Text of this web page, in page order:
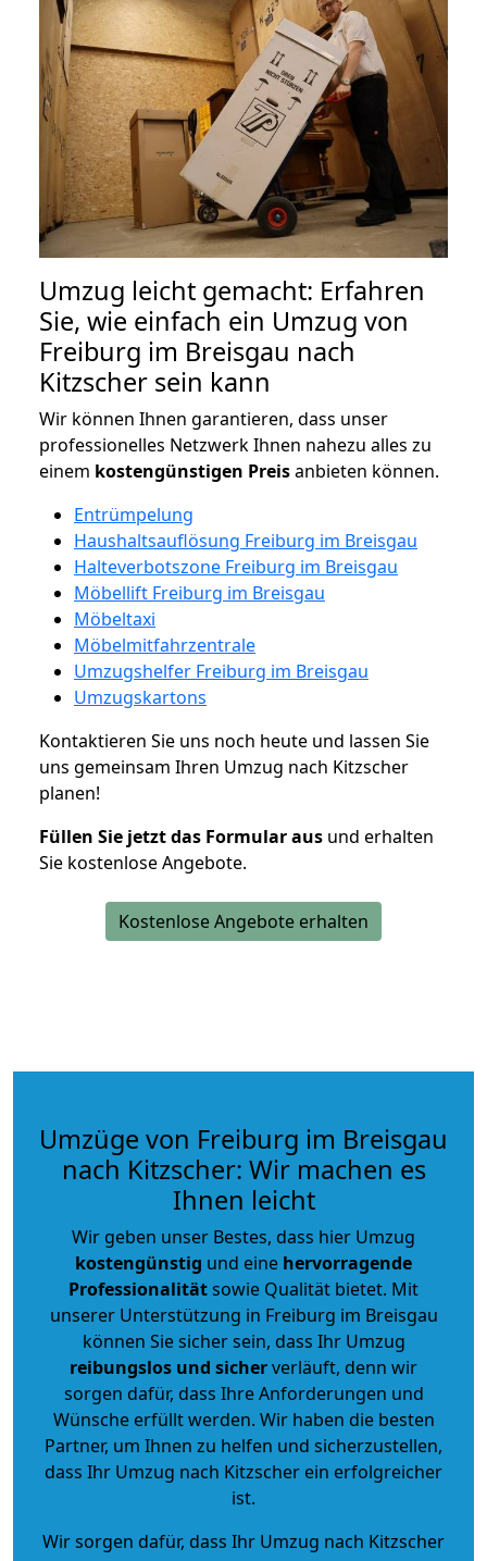
Umzug leicht gemacht: Erfahren
Sie, wie einfach ein Umzug von
Freiburg im Breisgau nach
Kitzscher sein kann
Wir können Ihnen garantieren, dass unser
professionelles Netzwerk Ihnen nahezu alles zu
einem kostengünstigen Preisanbieten können.
Entrümpelung
Haushaltsauflösung Freiburg im Breisgau
Halteverbotszone Freiburg im Breisgau
Möbellift Freiburg im Breisgau
Möbeltaxi
Möbelmitfahrzentrale
Umzugshelfer Freiburg im Breisgau
Umzugskartons
Kontaktieren Sie uns noch heute und lassen Sie
uns gemeinsam Ihren Umzug nach Kitzscher
planen!
Füllen Sie jetzt das Formular aus und erhalten
Sie kostenlose Angebote.
Kostenlose Angebote erhalten
Umzüge von Freiburg im Breisgau
nach Kitzscher: Wir machen es
Ihnen leicht
Wir geben unser Bestes, dass hier Umzug
kostengünstig und eine hervorragende
Professionalitätsowie Qualität bietet. Mit
unserer Unterstützung in Freiburg im Breisgau
können Sie sicher sein, dass Ihr Umzug
reibungslos und sicherverläuft, denn wir
sorgen dafür, dass Ihre Anforderungen und
Wünsche erfüllt werden. Wir haben die besten
Partner, um Ihnen zu helfen und sicherzustellen,
dass Ihr Umzug nach Kitzscher ein erfolgreicher
ist.
Wir sorgen dafür, dass Ihr Umzug nach Kitzscher